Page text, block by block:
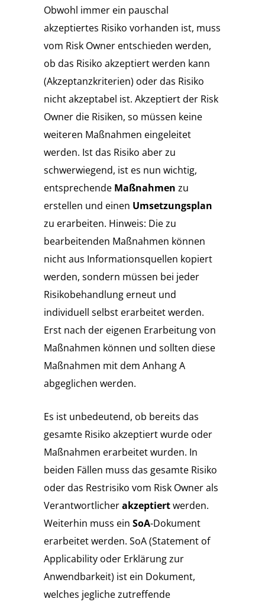
Obwohl immer ein pauschal
akzeptiertes Risiko vorhanden ist, muss
vom Risk Owner entschieden werden,
ob das Risiko akzeptiert werden kann
(Akzeptanzkriterien) oder das Risiko
nicht akzeptabel ist. Akzeptiert der Risk
Owner die Risiken, so müssen keine
weiteren Maßnahmen eingeleitet
werden. Ist das Risiko aber zu
schwerwiegend, ist es nun wichtig,
entsprechende Maßnahmen zu
erstellen und einen Umsetzungsplan
zu erarbeiten. Hinweis: Die zu
bearbeitenden Maßnahmen können
nicht aus Informationsquellen kopiert
werden, sondern müssen bei jeder
Risikobehandlung erneut und
individuell selbst erarbeitet werden.
Erst nach der eigenen Erarbeitung von
Maßnahmen können und sollten diese
Maßnahmen mit dem Anhang A
abgeglichen werden.
Es ist unbedeutend, ob bereits das
gesamte Risiko akzeptiert wurde oder
Maßnahmen erarbeitet wurden. In
beiden Fällen muss das gesamte Risiko
oder das Restrisiko vom Risk Owner als
Verantwortlicherakzeptiertwerden.
Weiterhin muss ein SoA-Dokument
erarbeitet werden. SoA (Statement of
Applicability oder Erklärung zur
Anwendbarkeit) ist ein Dokument,
welches jegliche zutreffende